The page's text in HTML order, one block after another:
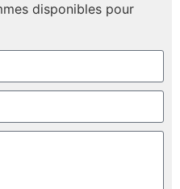
disponibles pour